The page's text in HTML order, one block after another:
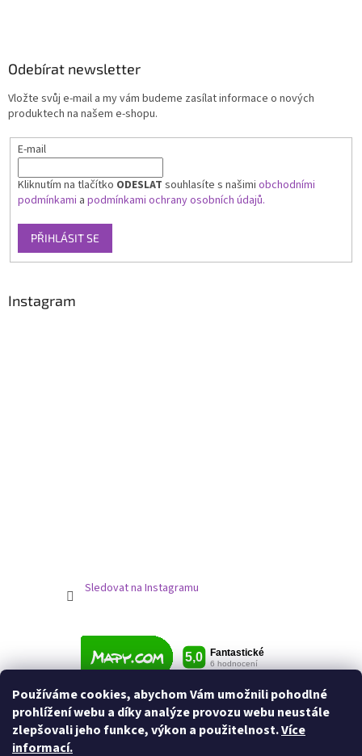
Používáme cookies, abychom Vám umožnili pohodlné
prohlížení webu a díky analýze provozu webu neustále
zlepšovali jeho funkce, výkon a použitelnost.Více
informací.
Odebírat newsletter
Vložte svůj e-mail a my vám budeme zasílat informace o nových
produktech na našem e-shopu.
E-mail
Kliknutím na tlačítko ODESLAT souhlasíte s našimi obchodními
podmínkami a podmínkami ochrany osobních údajů.
PŘIHLÁSIT SE
Instagram
Sledovat na Instagramu